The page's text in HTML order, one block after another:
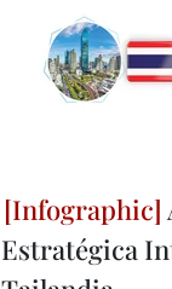
Estratégica